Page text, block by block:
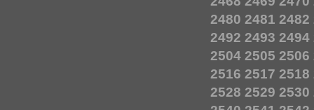
2480 2481 2482
2492 2493 2494
2504 2505 2506
2516 2517 2518
2528 2529 2530